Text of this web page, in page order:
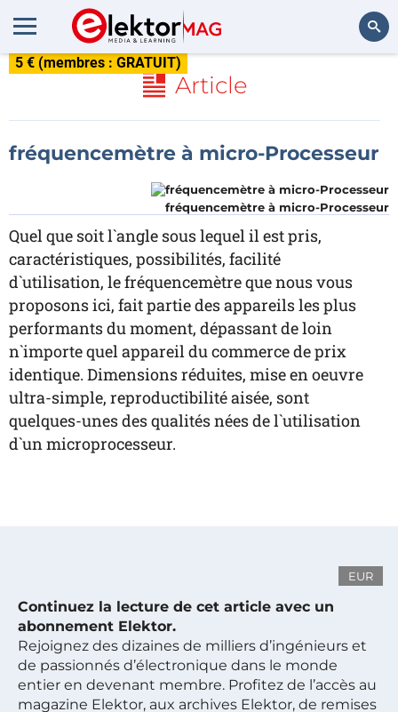
5 € (membres : GRATUIT)
Article
fréquencemètre à micro-Processeur
fréquencemètre à micro-Processeur
Quel que soit l`angle sous lequel il est pris,
caractéristiques, possibilités, facilité
d`utilisation, le fréquencemètre que nous vous
proposons ici, fait partie des appareils les plus
performants du moment, dépassant de loin
n`importe quel appareil du commerce de prix
identique. Dimensions réduites, mise en oeuvre
ultra-simple, reproductibilité aisée, sont
quelques-unes des qualités nées de l`utilisation
d`un microprocesseur.
EUR
Continuez la lecture de cet article avec un
abonnement Elektor.
Rejoignez des dizaines de milliers d’ingénieurs et
de passionnés d’électronique dans le monde
entier en devenant membre. Profitez de l’accès au
magazine Elektor, aux archives Elektor, de remises